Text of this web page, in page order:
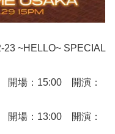
~HELLO~ SPECIAL
開場：15:00 開演：
開場：13:00 開演：